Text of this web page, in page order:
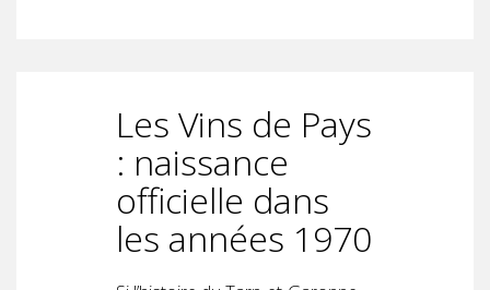
Les Vins de Pays
: naissance
officielle dans
les années 1970